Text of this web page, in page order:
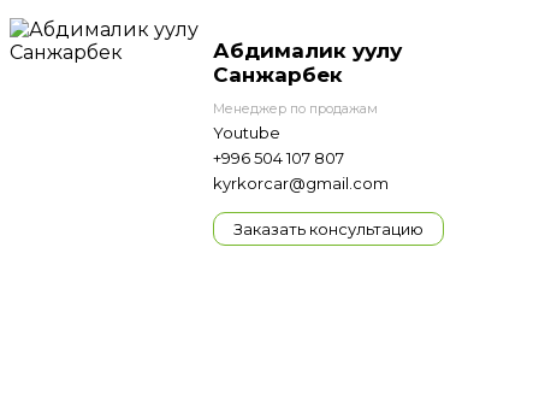
Абдималик уулу
Санжарбек
Менеджер по продажам
Youtube
+996 504 107 807
kyrkorcar@gmail.com
Заказать консультацию